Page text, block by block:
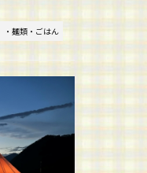
・麺類・ごはん